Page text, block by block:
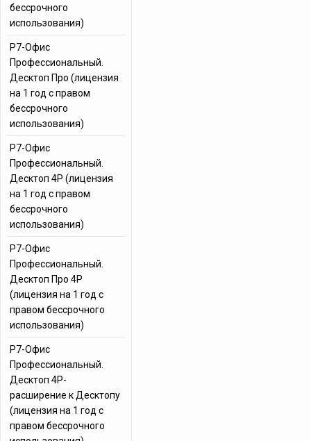
бессрочного
использования)
Р7-Офис
Профессиональный.
Десктоп Про (лицензия
на 1 год с правом
бессрочного
использования)
Р7-Офис
Профессиональный.
Десктоп 4Р (лицензия
на 1 год с правом
бессрочного
использования)
Р7-Офис
Профессиональный.
Десктоп Про 4Р
(лицензия на 1 год с
правом бессрочного
использования)
Р7-Офис
Профессиональный.
Десктоп 4Р-
расширение к Десктопу
(лицензия на 1 год с
правом бессрочного